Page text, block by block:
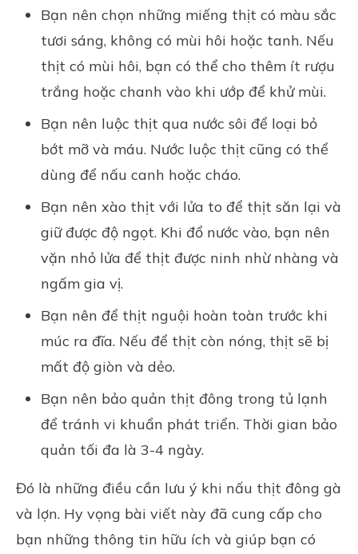
Bạn nên chọn những miếng thịt có màu sắc
tươi sáng, không có mùi hôi hoặc tanh. Nếu
thịt có mùi hôi, bạn có thể cho thêm ít rượu
trắng hoặc chanh vào khi ướp để khử mùi.
Bạn nên luộc thịt qua nước sôi để loại bỏ
bớt mỡ và máu. Nước luộc thịt cũng có thể
dùng để nấu canh hoặc cháo.
Bạn nên xào thịt với lửa to để thịt săn lại và
giữ được độ ngọt. Khi đổ nước vào, bạn nên
vặn nhỏ lửa để thịt được ninh nhừ nhàng và
ngấm gia vị.
Bạn nên để thịt nguội hoàn toàn trước khi
múc ra đĩa. Nếu để thịt còn nóng, thịt sẽ bị
mất độ giòn và dẻo.
Bạn nên bảo quản thịt đông trong tủ lạnh
để tránh vi khuẩn phát triển. Thời gian bảo
quản tối đa là 3-4 ngày.
Đó là những điều cần lưu ý khi nấu thịt đông gà
và lợn. Hy vọng bài viết này đã cung cấp cho
bạn những thông tin hữu ích và giúp bạn có